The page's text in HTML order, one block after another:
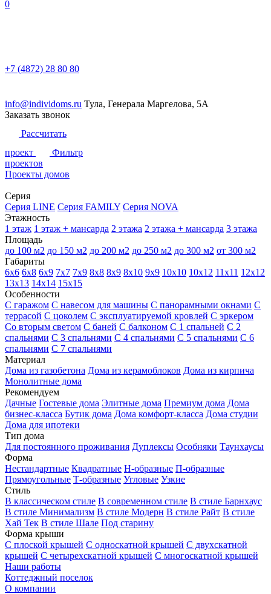
0
+7 (4872) 28 80 80
info@individoms.ru Тула, Генерала Маргелова, 5А
Заказать звонок
Рассчитать
проект
Фильтр
проектов
Проекты домов
Серия
Серия LINE Серия FAMILY Серия NOVA
Этажность
1 этаж 1 этаж + мансарда 2 этажа 2 этажа + мансарда 3 этажа
Площадь
до 100 м2 до 150 м2 до 200 м2 до 250 м2 до 300 м2 от 300 м2
Габариты
6х6 6х8 6х9 7х7 7х9 8х8 8х9 8х10 9х9 10х10 10х12 11х11 12х12
13х13 14х14 15х15
Особенности
С гаражом С навесом для машины С панорамными окнами С
террасой С цоколем С эксплуатируемой кровлей С эркером
Со вторым светом С баней С балконом С 1 спальней С 2
спальнями С 3 спальнями С 4 спальнями С 5 спальнями С 6
спальнями С 7 спальнями
Материал
Дома из газобетона Дома из керамоблоков Дома из кирпича
Монолитные дома
Рекомендуем
Дачные Гостевые дома Элитные дома Премиум дома Дома
бизнес-класса Бутик дома Дома комфорт-класса Дома студии
Дома для ипотеки
Тип дома
Для постоянного проживания Дуплексы Особняки Таунхаусы
Форма
Нестандартные Квадратные Н-образные П-образные
Прямоугольные Т-образные Угловые Узкие
Стиль
В классическом стиле В современном стиле В стиле Барнхаус
В стиле Минимализм В стиле Модерн В стиле Райт В стиле
Хай Тек В стиле Шале Под старину
Форма крыши
С плоской крышей С односкатной крышей С двухскатной
крышей С четырехскатной крышей С многоскатной крышей
Наши работы
Коттеджный поселок
О компании